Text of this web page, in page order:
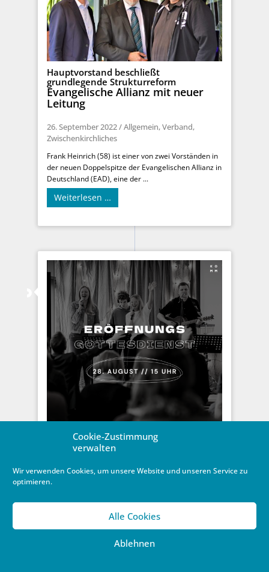
Cookie-Zustimmung
verwalten
Wir verwenden Cookies, um unsere Website und unseren Service zu
optimieren.
Alle Cookies
Ablehnen
Hauptvorstand beschließt
grundlegende Strukturreform
Evangelische Allianz mit neuer
Leitung
26. September 2022/Allgemein,Verband,
Zwischenkirchliches
Frank Heinrich (58) ist einer von zwei Vorständen in
der neuen Doppelspitze der Evangelischen Allianz in
Deutschland (EAD), eine der ...
Weiterlesen …
Grand Opening einer
Einweyhung der Komm-Kirche
niedersächsischen Schulbeginn nach den
Sommerferien - feiert die "Komm-Kirche" in Weyhe,